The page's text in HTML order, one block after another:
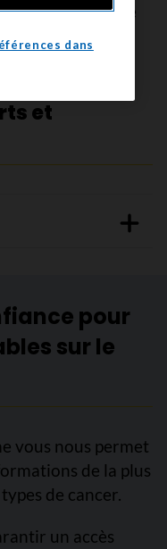
à son équipe de
et
pour
sur le
vous nous permet
de la plus
de cancer.
un accès
dans